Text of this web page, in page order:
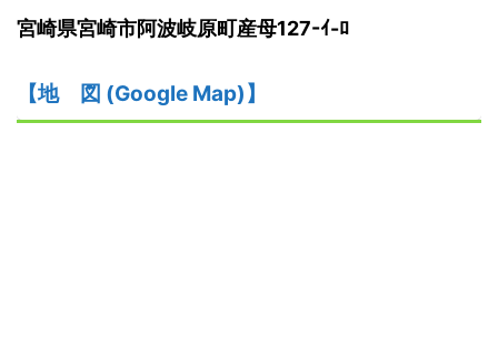
宮崎県宮崎市阿波岐原町産母127-ｲ-ﾛ
【地 図 (Google Map) 】